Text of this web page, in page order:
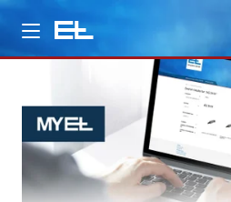
分野
サービス